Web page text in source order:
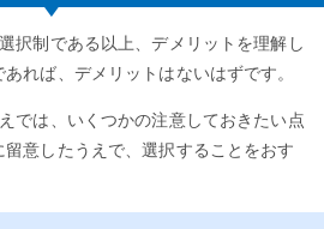
択制である以上、デメリットを理解し
れば、デメリットはないはずです。
では、いくつかの注意しておきたい点
意したうえで、選択することをおす